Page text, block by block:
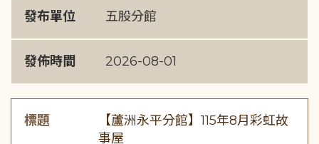
發布單位 五股分館
發佈時間 2026-08-01
標題
【蘆洲永平分館】115年8月彩虹故
事屋